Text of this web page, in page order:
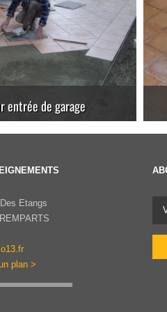
en béton végétal
Etangs
plan >